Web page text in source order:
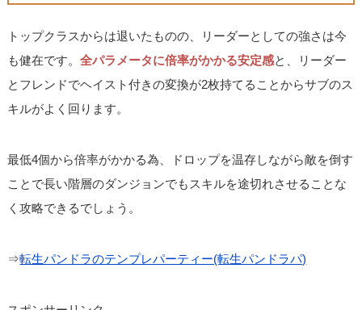
トップクラスからは退いたものの、リーダーとしての強さは今
も健在です。全パラメータに倍率がかかる安定感と、リーダー
とフレンドでヘイスト付きの変換が2枚持てることからサブのス
キルがよく回ります。
最低4個から倍率がかかる為、ドロップを温存しながら敵を倒す
ことで長い階層のダンジョンでもスキルを途切れさせることな
く攻略できるでしょう。
⇒転生パンドラのテンプレパーティー(転生パンドラパ)